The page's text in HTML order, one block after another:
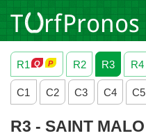
R1
R2 R3 R4
C1 C2 C3 C4 C5